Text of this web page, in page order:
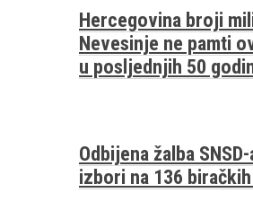
Hercegovina broji
Nevesinje ne pamti
u posljednjih 50
Odbijena žalba
izbori na 136